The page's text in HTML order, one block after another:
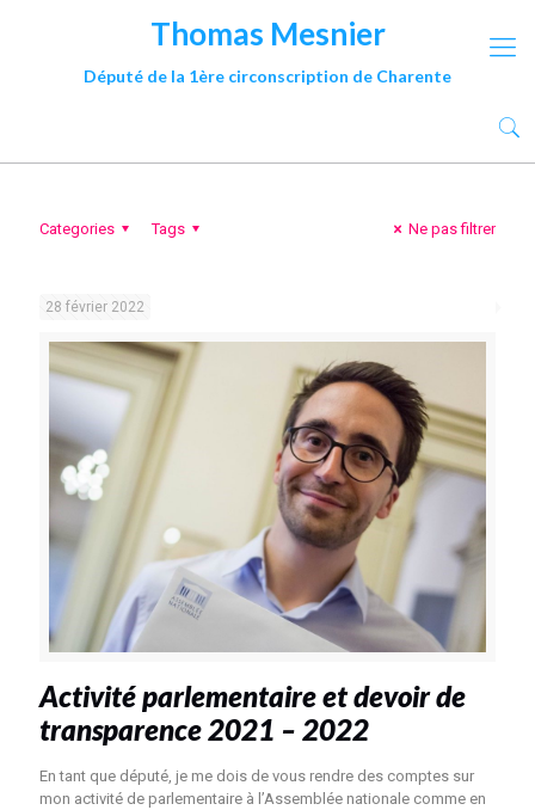
Thomas Mesnier
Député de la 1ère circonscription de Charente
Categories Tags Ne pas filtrer
28 février 2022
Activité parlementaire et devoir de
transparence 2021 – 2022
En tant que député, je me dois de vous rendre des comptes sur
mon activité de parlementaire à l’Assemblée nationale comme en